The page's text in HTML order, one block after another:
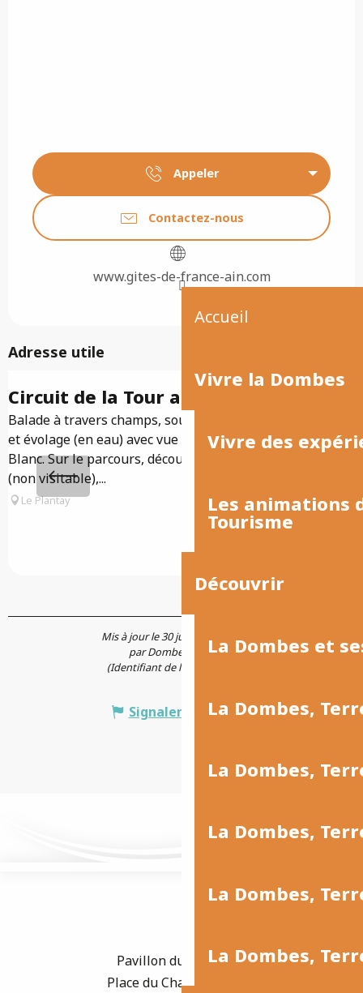
Accueil
Vivre la Dombes
Vivre des
Les animations
Tourisme
Découvrir
La Dombes et
La Dombes,
La Dombes,
La Dombes,
La Dombes,
La Dombes,
Appeler
Contactez-nous
www.gites-de-france-ain.com
Adresse utile
Circuit de la Tour au Plantay
Balade à travers champs, sous bois et étangs en assec
et évolage (en eau) avec vue sur le Bugey et le Mont
Blanc. Sur le parcours, découvrez la Tour du Plantay
(non visitable),...
Le Plantay
Mis à jour le 30 juillet 2026 à 13:14
par Dombes Tourisme
(Identifiant de l'offre :
Signaler une erreur
Pavillon du Tourisme
Place du Champ de Foire